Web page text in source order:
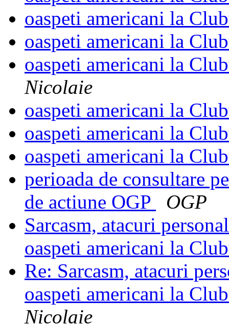
oaspeti americani la
oaspeti americani la
oaspeti americani la
Nicolaie
oaspeti americani la
oaspeti americani la
oaspeti americani la
perioada de consultare
de actiune OGP
OGP
Sarcasm, atacuri
oaspeti americani la
Re: Sarcasm, atacuri
oaspeti americani la
Nicolaie